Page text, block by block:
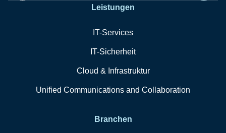
Leistungen
IT-Services
IT-Sicherheit
Cloud & Infrastruktur
Unified Communications and Collaboration
Branchen